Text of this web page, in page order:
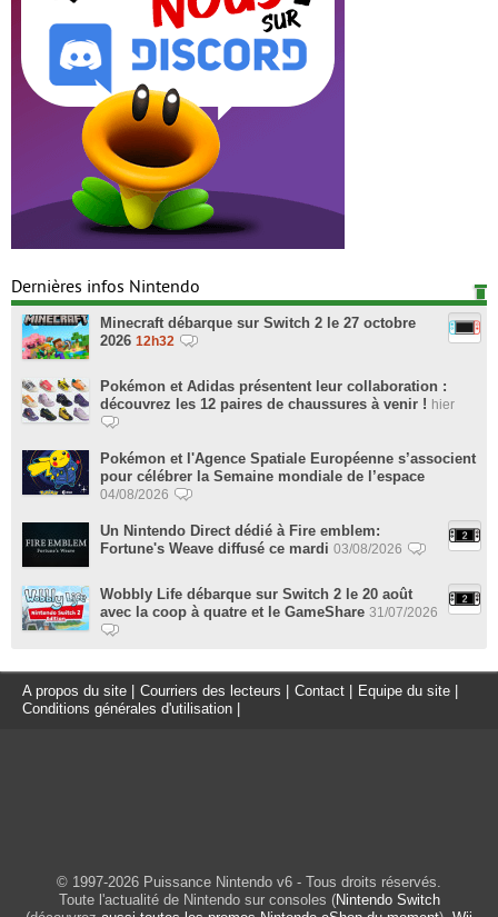
Dernières infos Nintendo
Minecraft débarque sur Switch 2 le 27 octobre
2026 12h32
Pokémon et Adidas présentent leur collaboration :
découvrez les 12 paires de chaussures à venir ! hier
Pokémon et l'Agence Spatiale Européenne s’associent
pour célébrer la Semaine mondiale de l’espace
04/08/2026
Un Nintendo Direct dédié à Fire emblem:
Fortune's Weave diffusé ce mardi 03/08/2026
Wobbly Life débarque sur Switch 2 le 20 août
avec la coop à quatre et le GameShare 31/07/2026
A propos du site Courriers des lecteurs Contact Equipe du site
Conditions générales d'utilisation
© 1997-2026 Puissance Nintendo v6 - Tous droits réservés.
Toute l'actualité de Nintendo sur consoles (Nintendo Switch